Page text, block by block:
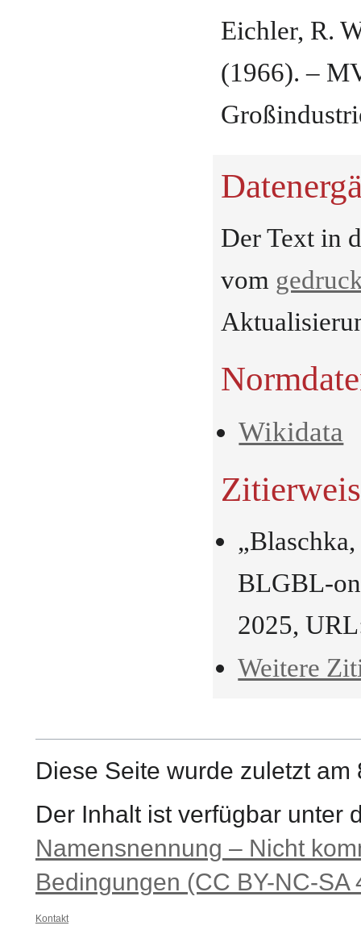
Eichler, R.
(1966). –
Der Text in
vom
Wikidata
BLGBL-
2025,
Weitere
Diese Seite wurde zuletzt
Der Inhalt ist verfügbar unter
Namensnennung – Nicht
Bedingungen (CC BY-NC-SA
Kontakt